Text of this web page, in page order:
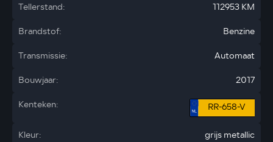
Tellerstand:
112953 KM
Brandstof:
Benzine
Transmissie:
Automaat
Bouwjaar:
2017
Kenteken:
RR-658-V
Kleur: grijs metallic